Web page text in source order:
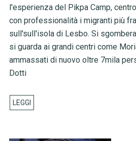
l'esperienza del Pikpa Camp,
con professionalità i migranti più
sull'sull'isola di Lesbo. Si
si guarda ai grandi centri come
ammassati di nuovo oltre 7mila
Dotti